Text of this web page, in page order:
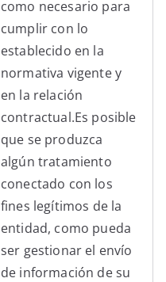
como necesario para
cumplir con lo
establecido en la
normativa vigente y
en la relación
contractual.Es posible
que se produzca
algún tratamiento
conectado con los
fines legítimos de la
entidad, como pueda
ser gestionar el envío
de información de su